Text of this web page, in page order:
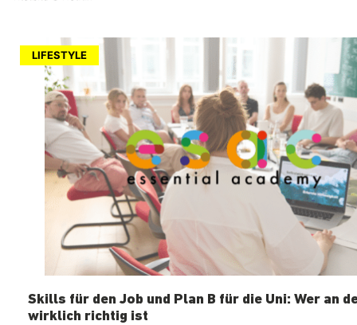
LIFESTYLE
Skills für den Job und Plan B für die Uni: Wer an
wirklich richtig ist